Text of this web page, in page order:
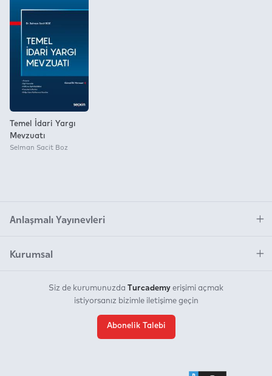
Temel İdari Yargı
Mevzuatı
Selman Sacit Boz
Anlaşmalı Yayınevleri
Kurumsal
Siz de kurumunuzda Turcademy erişimi açmak
istiyorsanız bizimle iletişime geçin
Abonelik Talebi